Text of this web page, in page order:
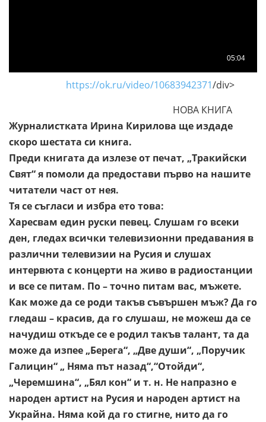
https://ok.ru/video/10683942371/div>
НОВА КНИГА
Журналистката Ирина Кирилова ще издаде
скоро шестата си книга.
Преди книгата да излезе от печат, „Тракийски
Свят“ я помоли да предостави първо на нашите
читатели част от нея.
Тя се съгласи и избра ето това:
Харесвам един руски певец. Слушам го всеки
ден, гледах всички телевизионни предавания в
различни телевизии на Русия и слушах
интервюта с концерти на живо в радиостанции
и все се питам. По – точно питам вас, мъжете.
Как може да се роди такъвсъвършен мъж? Да го
гледаш – красив, да го слушаш, не можеш да се
начудиш откъде се е родил такъв талант, та да
може да изпее „Берега“, „Две души“, „Поручик
Галицин“ „ Няма път назад“,“Отойди“,
„Черемшина“, „Бял кон“ и т. н. Не напразно е
народен артист на Русия и народен артист на
Украйна. Няма кой да го стигне, нито да го